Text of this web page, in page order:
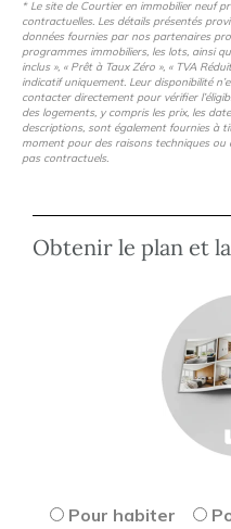
* Le site de Courtier en immobilier neuf
contractuelles. Les détails présentés
données fournies par nos partenaires
programmes immobiliers, les lots, ainsi
inclus », « Prêt à Taux Zéro », « TVA
indicatif uniquement. Leur disponibilité
contacter directement pour vérifier
des logements, y compris les prix, les
descriptions, sont également fournies à
moment pour des raisons techniques ou
pas contractuels.
Obtenir le plan et
Pour habiter